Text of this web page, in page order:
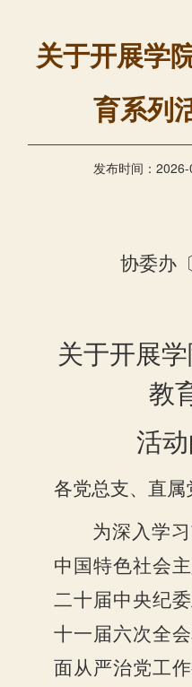
关于开展学
育系列
发布时间：
协委办〔
关于开展
教
活
各党总支、直属
为深入学
中国特色社会
二十届中央纪
十一届六次全
面从严治党工